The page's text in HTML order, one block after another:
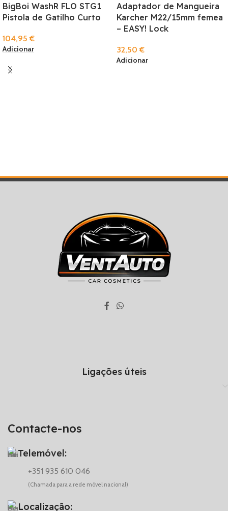
BigBoi WashR FLO STG1
Pistola de Gatilho Curto
104,95€
Adicionar
Adaptador de Mangueira
Karcher M22/15mm femea
– EASY! Lock
32,50€
Adicionar
Contacte-nos
Telemóvel:
+351 935 610 046
(Chamada para a rede móvel nacional)
Localização:
Ligações úteis